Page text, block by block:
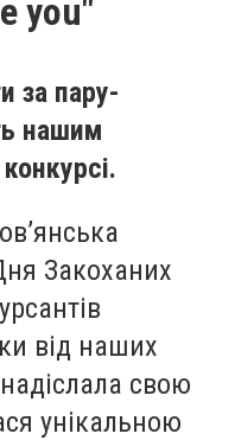
you"
за пару-
нашим
Закоханих
від наших
свою
унікальною